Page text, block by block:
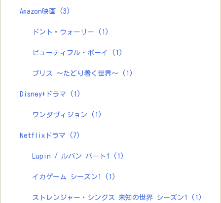
Amazon映画 (3)
ドント・ウォーリー (1)
ビューティフル・ボーイ (1)
ブリス ～たどり着く世界～ (1)
Disney+ドラマ (1)
ワンダヴィジョン (1)
Netflixドラマ (7)
Lupin / ルパン パート1 (1)
イカゲーム シーズン1 (1)
ストレンジャー・シングス 未知の世界 シーズン1 (1)